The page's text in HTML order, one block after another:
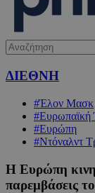
ΔΙΕΘΝΗ
#Έλον Μασκ
#Ευρώπη
#Ντόναλντ
Η Ευρώπη
παρεμβάσεις